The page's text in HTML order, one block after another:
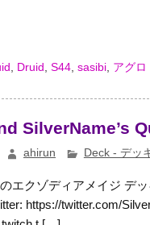
, Druid ,S44,sasibi, アグロ
SilverName’s
ahirun Deck - デッ
エクゾディアメイジ デ
https://twitter.com/